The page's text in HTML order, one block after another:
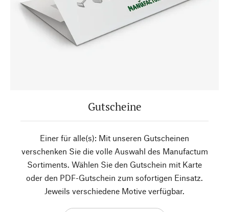
Gutscheine
Einer für alle(s): Mit unseren Gutscheinen
verschenken Sie die volle Auswahl des Manufactum
Sortiments. Wählen Sie den Gutschein mit Karte
oder den PDF-Gutschein zum sofortigen Einsatz.
Jeweils verschiedene Motive verfügbar.